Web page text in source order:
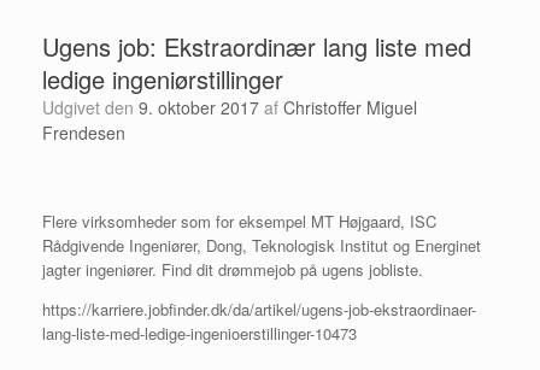
Ugens job: Ekstraordinær lang liste med
ledige ingeniørstillinger
Udgivet den 9. oktober 2017 af Christoffer Miguel
Frendesen
Flere virksomheder som for eksempel MT Højgaard, ISC
Rådgivende Ingeniører, Dong, Teknologisk Institut og Energinet
jagter ingeniører. Find dit drømmejob på ugens jobliste.
https://karriere.jobfinder.dk/da/artikel/ugens-job-ekstraordinaer-
lang-liste-med-ledige-ingenioerstillinger-10473